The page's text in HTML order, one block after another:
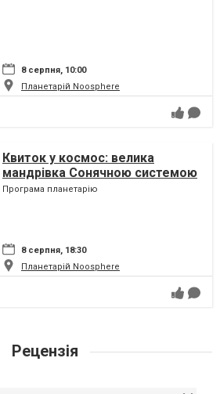
8 серпня, 10:00
Планетарій Noosphere
Квиток у космос: велика
мандрівка Сонячною системою
Програма планетарію
8 серпня, 18:30
Планетарій Noosphere
Рецензія